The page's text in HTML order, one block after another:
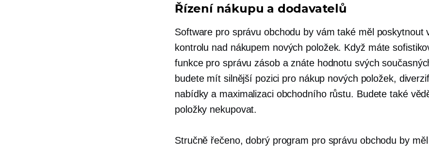
Řízení nákupu a dodavatelů
Software pro správu obchodu by vám také měl poskytnout
kontrolu nad nákupem nových položek. Když máte
funkce pro správu zásob a znáte hodnotu svých
budete mít silnější pozici pro nákup nových položek,
nabídky a maximalizaci obchodního růstu. Budete také
položky nekupovat.
Stručně řečeno, dobrý program pro správu obchodu by měl